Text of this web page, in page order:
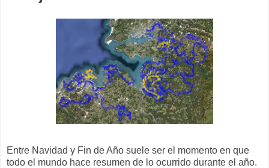
Entre Navidad y Fin de Año suele ser el momento en que
todo el mundo hace resumen de lo ocurrido durante el año.